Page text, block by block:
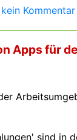
Kommentar
Apps für
sind in